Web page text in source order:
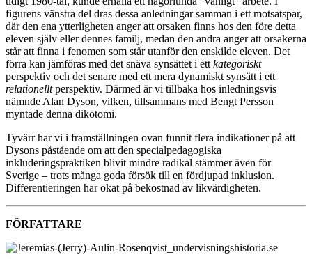
figurens vänstra del dras dessa anledningar samman i ett motsatspar,
där den ena ytterligheten anger att orsaken finns hos den före detta
eleven själv eller dennes familj, medan den andra anger att orsakerna
står att finna i fenomen som står utanför den enskilde eleven. Det
förra kan jämföras med det snäva synsättet i ett kategoriskt
perspektiv och det senare med ett mera dynamiskt synsätt i ett
relationelltperspektiv. Därmed är vi tillbaka hos inledningsvis
nämnde Alan Dyson, vilken, tillsammans med Bengt Persson
myntade denna dikotomi.
Tyvärr har vi i framställningen ovan funnit flera indikationer på att
Dysons påstående om att den specialpedagogiska
inkluderingspraktiken blivit mindre radikal stämmer även för
Sverige – trots många goda försök till en fördjupad inklusion.
Differentieringen har ökat på bekostnad av likvärdigheten.
FÖRFATTARE